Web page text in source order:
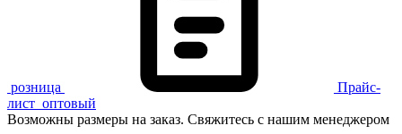
розница
Прайс-
лист оптовый
Возможны размеры на заказ. Свяжитесь с нашим менеджером